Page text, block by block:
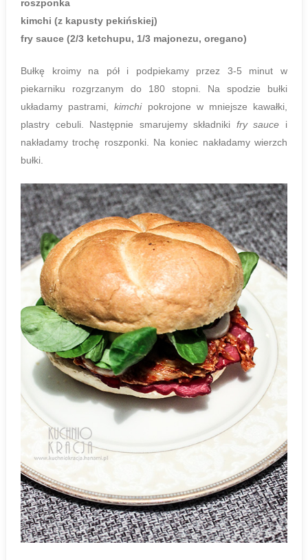
roszponka
kimchi (z kapusty pekińskiej)
fry sauce (2/3 ketchupu, 1/3 majonezu, oregano)
Bułkę kroimy na pół i podpiekamy przez 3-5 minut w
piekarniku rozgrzanym do 180 stopni. Na spodzie bułki
układamy pastrami,
kimchipokrojone w mniejsze kawałki,
plastry cebuli. Następnie smarujemy składniki fry sauce i
nakładamy trochę roszponki. Na koniec nakładamy wierzch
bułki.